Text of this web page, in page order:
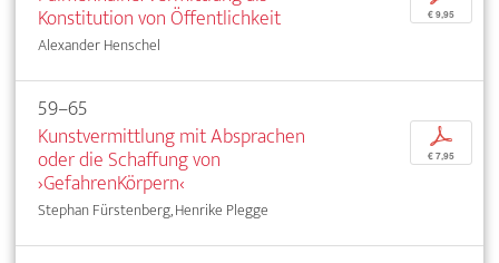
Konstitution von Öffentlichkeit
Alexander Henschel
€ 9,95
59–65
Kunstvermittlung mit Absprachen
oder die Schaffung von
›GefahrenKörpern‹
Stephan Fürstenberg, Henrike Plegge
p
€ 7,95